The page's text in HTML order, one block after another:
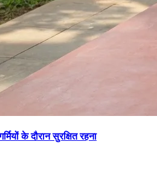
के दौरान सुरक्षित रहना